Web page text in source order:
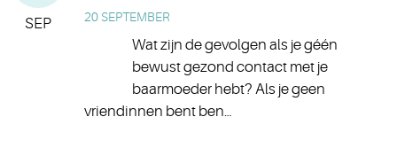
SEP 20 SEPTEMBER
Wat zijn de gevolgen als je géén
bewust gezond contact met je
baarmoeder hebt? Als je geen
vriendinnen bent ben…